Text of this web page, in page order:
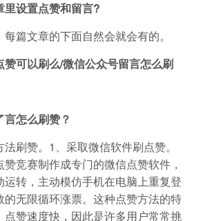
里设置点赞和留言?
篇文章的下面自然会就会有的。
赞可以刷么/微信公众号留言怎么刷
怎么刷赞？
刷赞。1、采取微信软件刷点赞。
竞赛制作成专门的微信点赞软件，
转，主动模仿手机在电脑上重复登
无限循环涨票。这种点赞方法的特
赞速度快，因此是许多用户常常挑